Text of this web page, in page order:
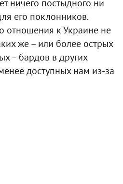
ничего постыдного ни
его поклонников.
отношения к Украине не
же – или более острых
– бардов в других
доступных нам из-за